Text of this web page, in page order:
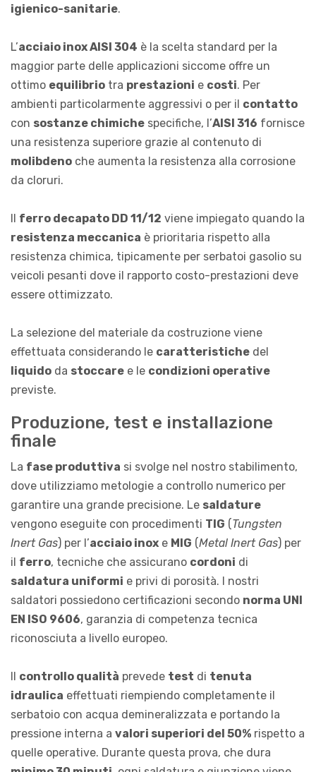
igienico-sanitarie.
L’acciaio inox AISI 304 è la scelta standard per la
maggior parte delle applicazioni siccome offre un
ottimo equilibrio tra prestazioni e costi. Per
ambienti particolarmente aggressivi o per il contatto
con sostanze chimiche specifiche, l’AISI 316 fornisce
una resistenza superiore grazie al contenuto di
molibdeno che aumenta la resistenza alla corrosione
da cloruri.
Il ferro decapato DD 11/12 viene impiegato quando la
resistenza meccanica è prioritaria rispetto alla
resistenza chimica, tipicamente per serbatoi gasolio su
veicoli pesanti dove il rapporto costo-prestazioni deve
essere ottimizzato.
La selezione del materiale da costruzione viene
effettuata considerando le caratteristiche del
liquido da stoccare e le condizioni operative
previste.
Produzione, test e installazione
finale
La fase produttiva si svolge nel nostro stabilimento,
dove utilizziamo metologie a controllo numerico per
garantire una grande precisione. Le saldature
vengono eseguite con procedimenti TIG (Tungsten
Inert Gas) per l’acciaio inox e MIG (Metal Inert Gas) per
il ferro, tecniche che assicurano cordoni di
saldatura uniformi e privi di porosità. I nostri
saldatori possiedono certificazioni secondo norma UNI
EN ISO 9606, garanzia di competenza tecnica
riconosciuta a livello europeo.
Il controllo qualità prevede test di tenuta
idraulica effettuati riempiendo completamente il
serbatoio con acqua demineralizzata e portando la
pressione interna a valori superiori del 50% rispetto a
quelle operative. Durante questa prova, che dura